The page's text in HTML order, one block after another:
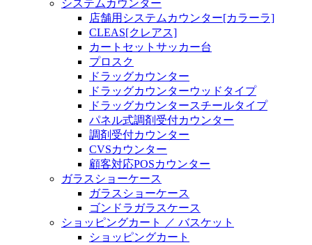
システムカウンター
店舗用システムカウンター[カラーラ]
CLEAS[クレアス]
カートセットサッカー台
プロスク
ドラッグカウンター
ドラッグカウンターウッドタイプ
ドラッグカウンタースチールタイプ
パネル式調剤受付カウンター
調剤受付カウンター
CVSカウンター
顧客対応POSカウンター
ガラスショーケース
ガラスショーケース
ゴンドラガラスケース
ショッピングカート ／ バスケット
ショッピングカート